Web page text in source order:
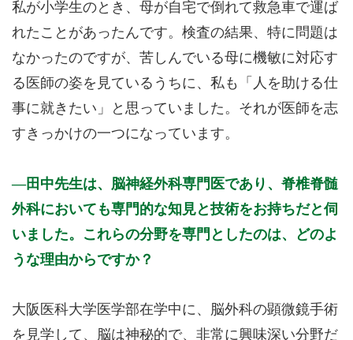
私が小学生のとき、母が自宅で倒れて救急車で運ば
れたことがあったんです。検査の結果、特に問題は
なかったのですが、苦しんでいる母に機敏に対応す
る医師の姿を見ているうちに、私も「人を助ける仕
事に就きたい」と思っていました。それが医師を志
すきっかけの一つになっています。
田中先生は、脳神経外科専門医であり、脊椎脊髄
外科においても専門的な知見と技術をお持ちだと伺
いました。これらの分野を専門としたのは、どのよ
うな理由からですか？
大阪医科大学医学部在学中に、脳外科の顕微鏡手術
を見学して、脳は神秘的で、非常に興味深い分野だ